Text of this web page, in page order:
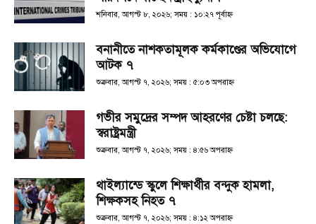
শনিবার, আগস্ট ৮, ২০২৬; সময় : ১০:২৭ পূর্বাহ্ণ
বনানীতে নাশকতামূলক কর্মকাণ্ডের অভিযোগে
আটক ৭
শুক্রবার, আগস্ট ৭, ২০২৬; সময় : ৫:০৩ অপরাহ্ণ
গভীর সমুদ্রের সম্পদ আহরণের চেষ্টা চলছে:
স্বরাষ্ট্রমন্ত্রী
শুক্রবার, আগস্ট ৭, ২০২৬; সময় : ৪:৫৬ অপরাহ্ণ
থাইল্যান্ডে স্কুলে শিক্ষার্থীর বন্দুক হামলা,
শিক্ষকসহ নিহত ৭
শুক্রবার, আগস্ট ৭, ২০২৬; সময় : ৪:১২ অপরাহ্ণ